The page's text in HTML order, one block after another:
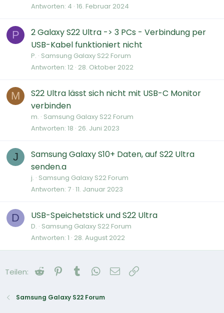
Antworten 4 16. Februar 2024
P
2 Galaxy S22 Ultra -> 3 PCs - Verbindung per
USB-Kabel funktioniert nicht
P. Samsung Galaxy S22 Forum
Antworten 12 28. Oktober 2022
M
S22 Ultra lässt sich nicht mit USB-C Monitor
verbinden
m. Samsung Galaxy S22 Forum
Antworten 18 26. Juni 2023
J
Samsung Galaxy S10+ Daten, auf S22 Ultra
senden.a
j. Samsung Galaxy S22 Forum
Antworten 7 11. Januar 2023
D USB-Speichetstick und S22 Ultra
D. Samsung Galaxy S22 Forum
Antworten 1 28. August 2022
Teilen: Reddit Pinterest
Tumblr WhatsApp
E-Mail
Samsung Galaxy S22 Forum